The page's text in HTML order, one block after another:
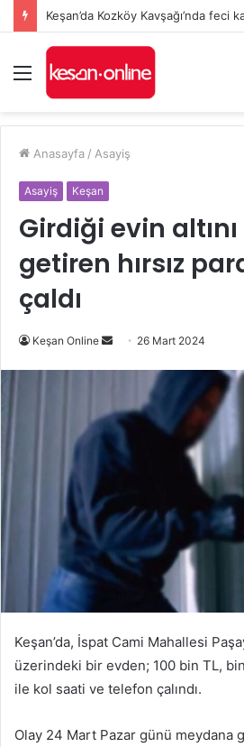
Keşan’da Kozköy Kavşağı’nda feci
Menü
Anasayfa / Asayiş
Asayiş Keşan
Girdiği evin
getiren hırsız
çaldı
Keşan Online
Bir
göndermek
26 Mart 2024
Keşan’da, İspat Cami Mahallesi
üzerindeki bir evden; 100 bin TL,
ile kol saati ve telefon çalındı.
Olay 24 Mart Pazar günü meydana